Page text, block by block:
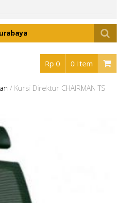
Rp 0 0 Item
/ Kursi Direktur CHAIRMAN TS